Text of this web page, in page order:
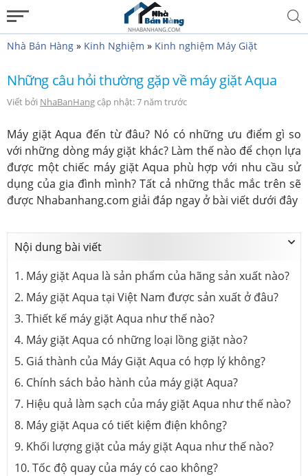
NHABANHANG.COM
Nhà Bán Hàng » Kinh Nghiệm » Kinh nghiệm Máy Giặt
Những câu hỏi thường gặp về máy giặt Aqua
Viết bởi NhaBanHangcập nhật: 7 năm trước
Máy giặt Aqua đến từ đâu? Nó có những ưu điểm gì so
với những dòng máy giặt khác? Làm thế nào để chọn lựa
được một chiếc máy giặt Aqua phù hợp với nhu cầu sử
dụng của gia đình mình? Tất cả những thắc mắc trên sẽ
được Nhabanhang.com giải đáp ngay ở bài viết dưới đây
Nội dung bài viết
1. Máy giặt Aqua là sản phẩm của hãng sản xuất nào?
2. Máy giặt Aqua tại Việt Nam được sản xuất ở đâu?
3. Thiết kế máy giặt Aqua như thế nào?
4. Máy giặt Aqua có những loại lồng giặt nào?
5. Giá thành của Máy Giặt Aqua có hợp lý không?
6. Chính sách bảo hành của máy giặt Aqua?
7. Hiệu quả làm sạch của máy giặt Aqua như thế nào?
8. Máy giặt Aqua có tiết kiệm điện không?
9. Khối lượng giặt của máy giặt Aqua như thế nào?
10. Tốc độ quay của máy có cao không?